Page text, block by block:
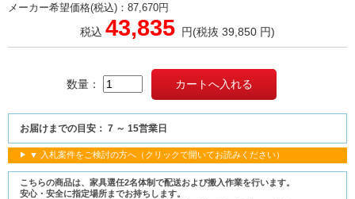
メーカー希望価格(税込)：87,670円
税込 43,835 円(税抜 39,850 円)
数量：
お届けまでの目安： 7 ～ 15営業日
▼ 入札案件をご検討の方へ（クリックで開いてお読みください）
こちらの商品は、家具選任2名体制で配送および搬入作業を行います。
安心・安全に指定場所までお持ちします。